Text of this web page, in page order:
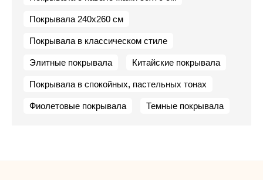
Покрывала 240х260 см
Покрывала в классическом стиле
Элитные покрывала Китайские покрывала
Покрывала в спокойных, пастельных тонах
Фиолетовые покрывала Темные покрывала